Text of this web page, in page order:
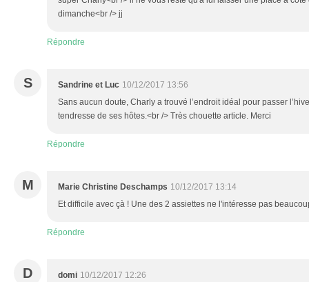
dimanche<br /> jj
Répondre
S Sandrine et Luc 10/12/2017 13:56
Sans aucun doute, Charly a trouvé l’endroit idéal pour passer
tendresse de ses hôtes.<br /> Très chouette article. Merci
Répondre
M Marie Christine Deschamps 10/12/2017 13:14
Et difficile avec çà ! Une des 2 assiettes ne l'intéresse pas
Répondre
D domi 10/12/2017 12:26